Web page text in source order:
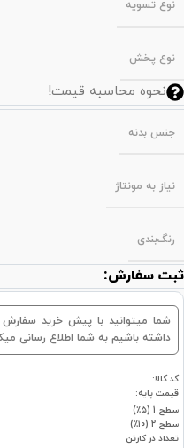
نوع تسویه
نوع پخش
نحوه محاسبه قیمت!
جنس بدنه
نیاز به مونتاژ
رنگ‌بندی
ثبت سفارش:
شما میتوانید با پیش خرید
داشته باشیم به شما اطلاع رسانی
کد کالا:
قیمت پایه:
سطح 1 (۵٪)
سطح 2 (۱۰٪)
تعداد در کارتن